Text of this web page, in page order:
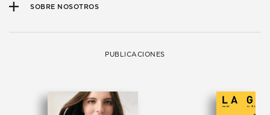
SOBRE NOSOTROS
PUBLICACIONES